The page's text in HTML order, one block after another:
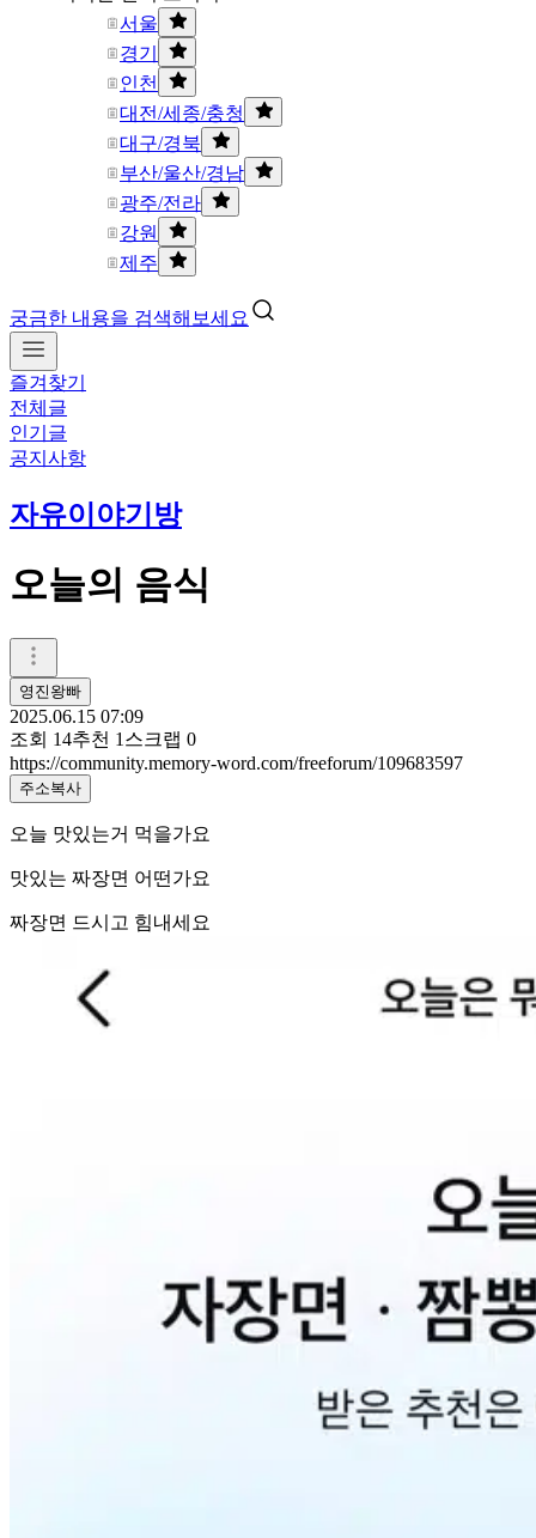
서울
경기
인천
대전/세종/충청
대구/경북
부산/울산/경남
광주/전라
강원
제주
궁금한 내용을 검색해보세요
즐겨찾기
전체글
인기글
공지사항
자유이야기방
오늘의 음식
영진왕빠
2025.06.15 07:09
조회 14추천 1 스크랩 0
https://community.memory-word.com/freeforum/109683597
주소복사
오늘 맛있는거 먹을가요
맛있는 짜장면 어떤가요
짜장면 드시고 힘내세요